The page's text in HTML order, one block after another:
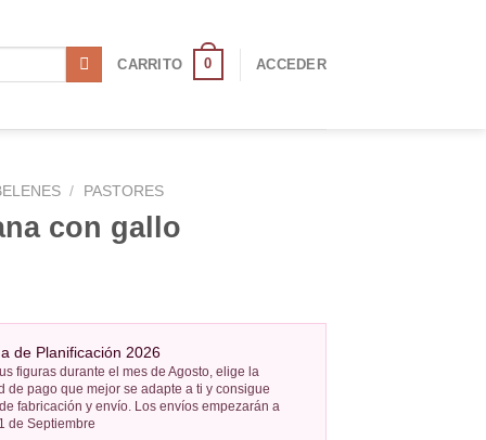
CARRITO 0 ACCEDER
/ PASTORES
con gallo
de Planificación 2026
figuras durante el mes de Agosto, elige la
de pago que mejor se adapte a ti y consigue
fabricación y envío. Los envíos empezarán a
de Septiembre